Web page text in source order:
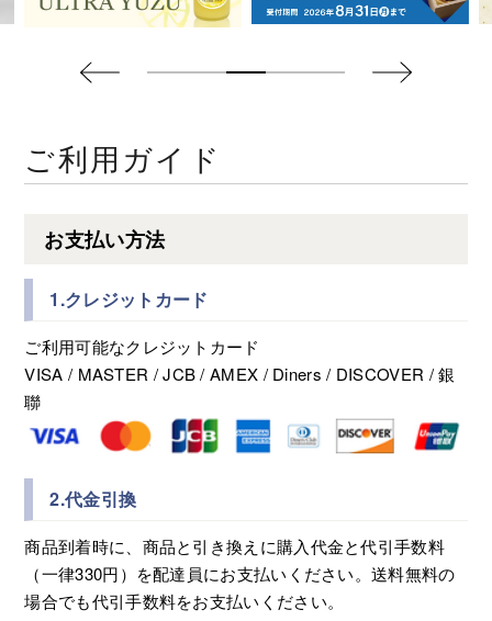
ご利用ガイド
お支払い方法
1.クレジットカード
ご利用可能なクレジットカード
VISA / MASTER / JCB / AMEX / Diners / DISCOVER / 銀
聯
2.代金引換
商品到着時に、商品と引き換えに購入代金と代引手数料
（一律330円）を配達員にお支払いください。送料無料の
場合でも代引手数料をお支払いください。